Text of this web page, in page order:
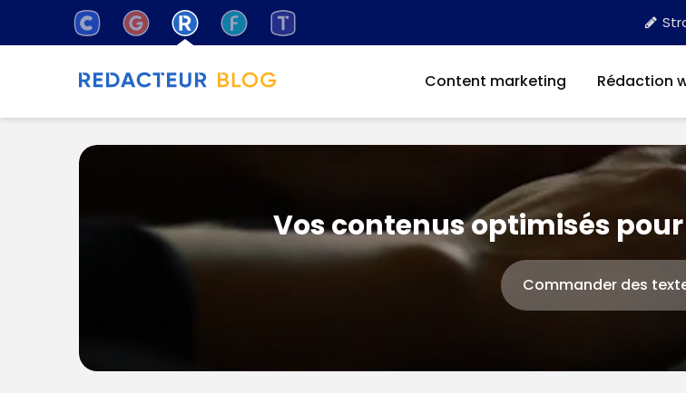
Content marketing Rédaction
Vos contenus optimisés pour
Commander des